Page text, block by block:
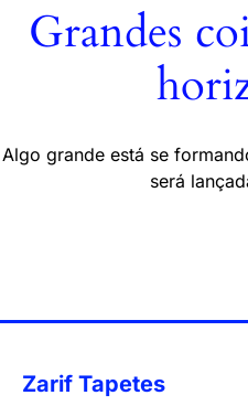
Grandes
Algo grande está se
será
Zarif Tapetes